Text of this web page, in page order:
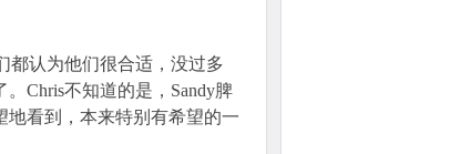
都认为他们很合适，没过多
Chris不知道的是，Sandy脾
看到，本来特别有希望的一